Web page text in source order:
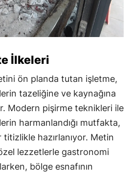
İlkeleri
ön planda tutan işletme,
tazeliğine ve kaynağına
Modern pişirme teknikleri ile
harmanlandığı mutfakta,
hazırlanıyor. Metin
lezzetlerle gastronomi
bölge esnafının